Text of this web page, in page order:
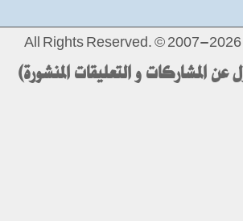
All Rights Reserved. © 2007-2026